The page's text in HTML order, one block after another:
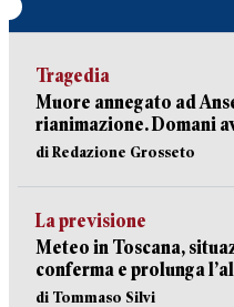
Tragedia
Muore annegato ad
rianimazione. Domani
di Redazione Grosseto
La previsione
Meteo in Toscana,
conferma e prolunga
di Tommaso Silvi